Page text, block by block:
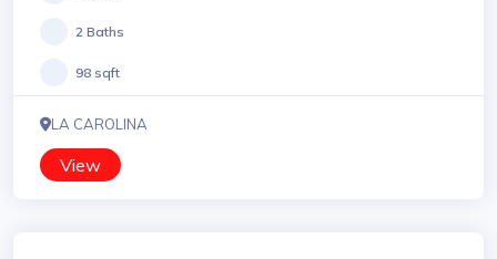
2 Baths
98 sqft
LA CAROLINA
View